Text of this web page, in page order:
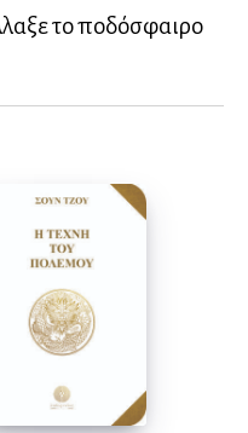
το ποδόσφαιρο